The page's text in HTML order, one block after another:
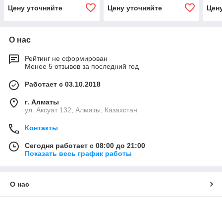
Цену уточняйте Цену уточняйте
О нас
Рейтинг не сформирован
Менее 5 отзывов за последний год
Работает с 03.10.2018
г. Алматы
ул. Аксуат 132, Алматы, Казахстан
Контакты
Сегодня работает с 08:00 до 21:00
Показать весь график работы
О нас